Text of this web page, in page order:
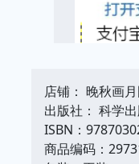
店铺： 晚秋画
出版社： 科学
ISBN：
商品编码：